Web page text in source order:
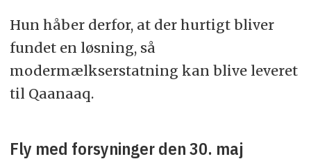
Hun håber derfor, at der hurtigt bliver
fundet en løsning, så
modermælkserstatning kan blive leveret
til Qaanaaq.
Fly med forsyninger den 30. maj